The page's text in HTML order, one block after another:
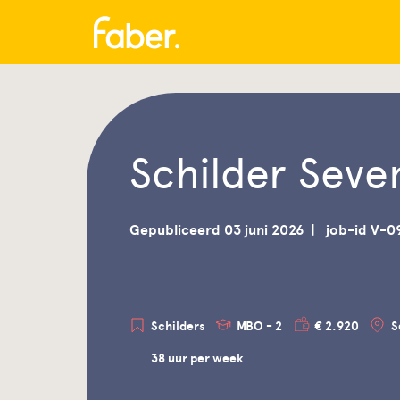
Schilder
Gepubliceerd 03 juni 2026 job-id V-
Schilders MBO - 2 € 2.920
38 uur per week